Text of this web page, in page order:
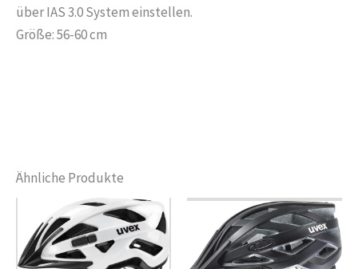
über IAS 3.0 System einstellen.
Größe: 56-60 cm
Ähnliche Produkte